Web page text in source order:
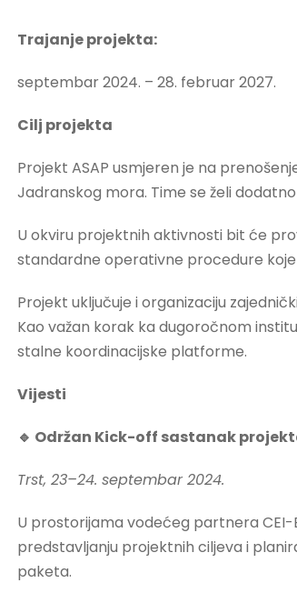
Trajanje projekta:
septembar 2024. – 28. februar 2027.
Cilj projekta
Projekt ASAP usmjeren je na
Jadranskog mora. Time se želi
U okviru projektnih aktivnosti bit će
standardne operativne procedure
Projekt uključuje i organizaciju
Kao važan korak ka dugoročnom
stalne koordinacijske platforme.
Vijesti
🔹 Održan Kick-off sastanak
Trst, 23–24. septembar 2024.
U prostorijama vodećeg partnera CEI-
predstavljanju projektnih ciljeva i
paketa.